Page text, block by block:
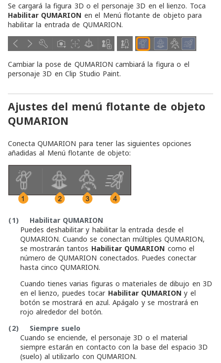
Se cargará la figura 3D o el personaje 3D en el lienzo. Toca
Habilitar QUMARION en el Menú flotante de objeto para
habilitar la entrada de QUMARION.
Cambiar la pose de QUMARION cambiará la figura o el
personaje 3D en Clip Studio Paint.
Ajustes del menú flotante de objeto
QUMARION
Conecta QUMARION para tener las siguientes opciones
añadidas al Menú flotante de objeto:
(1)
Habilitar QUMARION
Puedes deshabilitar y habilitar la entrada desde el
QUMARION. Cuando se conectan múltiples QUMARION,
se mostrarán tantos Habilitar QUMARION como el
número de QUMARION conectados. Puedes conectar
hasta cinco QUMARION.
Cuando tienes varias figuras o materiales de dibujo en 3D
en el lienzo, puedes tocar Habilitar QUMARION y el
botón se mostrará en azul. Apágalo y se mostrará en
rojo alrededor del botón.
(2)
Siempre suelo
Cuando se enciende, el personaje 3D o el material
siempre estarán en contacto con la base del espacio 3D
(suelo) al utilizarlo con QUMARION.